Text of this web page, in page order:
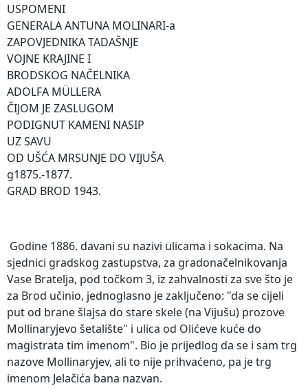
USPOMENI
GENERALA ANTUNA MOLINARI-a
ZAPOVJEDNIKA TADAŠNJE
VOJNE KRAJINE I
BRODSKOG NAČELNIKA
ADOLFA MÜLLERA
ČIJOM JE ZASLUGOM
PODIGNUT KAMENI NASIP
UZ SAVU
OD UŠĆA MRSUNJE DO VIJUŠA
g1875.-1877.
GRAD BROD 1943.
Godine 1886. davani su nazivi ulicama i sokacima. Na
sjednici gradskog zastupstva, za gradonačelnikovanja
Vase Bratelja, pod točkom 3, iz zahvalnosti za sve što je
za Brod učinio, jednoglasno je zaključeno: "da se cijeli
put od brane šlajsa do stare skele (na Vijušu) prozove
Mollinaryjevo šetalište" i ulica od Olićeve kuće do
magistrata tim imenom". Bio je prijedlog da se i sam trg
nazove Mollinaryjev, ali to nije prihvaćeno, pa je trg
imenom Jelačića bana nazvan.